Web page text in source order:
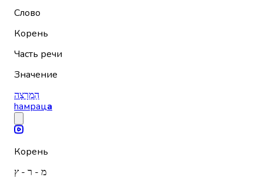
Слово
Корень
Часть речи
Значение
הַמְרָצָה
hамраца
Корень
מ - ר - ץ